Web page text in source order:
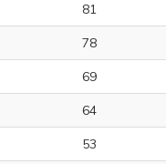
81
78
69
64
53